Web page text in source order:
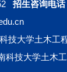
招生咨询电话
技大学土木工
科技大学土木